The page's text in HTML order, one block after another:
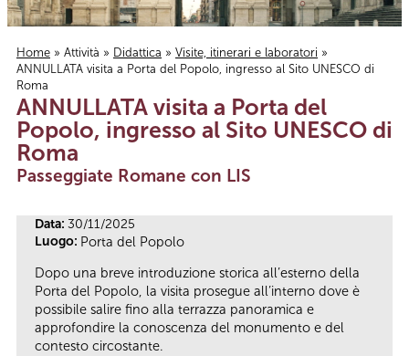
Tu sei qui
Home » Attività » Didattica » Visite, itinerari e laboratori »
ANNULLATA visita a Porta del Popolo, ingresso al Sito UNESCO di
Roma
ANNULLATA visita a Porta del
Popolo, ingresso al Sito UNESCO di
Roma
Passeggiate Romane con LIS
Data: 30/11/2025
Luogo: Porta del Popolo
Dopo una breve introduzione storica all’esterno della
Porta del Popolo, la visita prosegue all’interno dove è
possibile salire fino alla terrazza panoramica e
approfondire la conoscenza del monumento e del
contesto circostante.